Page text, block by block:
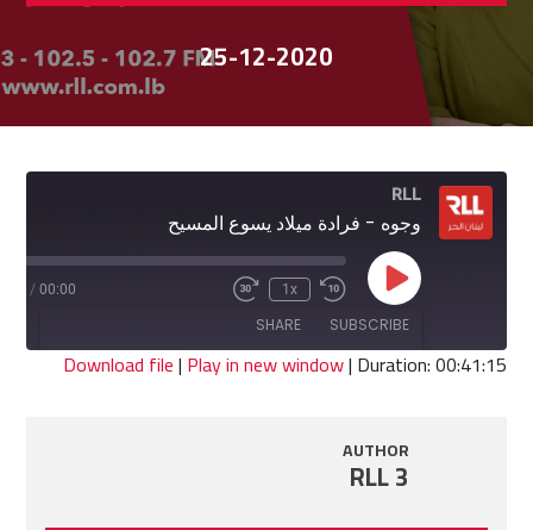
25-12-2020
RLL
وجوه - فرادة ميلاد يسوع المسيح
Play
Episode
Rewind
10
Seconds
1x
Fast
seconds
00:00
/
SUBSCRIBE
SHARE
Download file| Play in new window| Duration: 00:41:15
AUTHOR
RLL 3